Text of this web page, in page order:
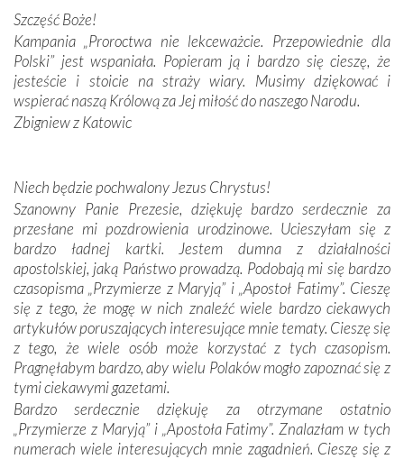
Podczas tej kilkudniowej wyprawy na każdym kroku
spotykaliśmy się z serdeczną otwartością
Portugalczyków. Podziwialiśmy ich ludową sztukę i
zwyczaje. Mimo że nasze kraje są od siebie bardzo
oddalone, w żaden sposób nie czuliśmy się obco.
Sprawiła to oczywiście sama Matka Boża, ale też
kulturowa bliskość biorąca swój początek w naszej
mieliśmy okazję przekonać się, że Maryja swoją opieką
otacza nie tylko nasz naród, lecz wszystkie nacje, które
się Jej ufnie oddają, a także każdą osobę, która zawierza
Jej siebie oraz swych bliskich.
Dzieje Portugalii to również historia wierności Bogu i
odstępstw, także w życiu władców. Trudne momenty w
wymiarze tak osobistym, jak i zbiorowym, przypominają o
konieczności ciągłego zabiegania o własną duszę i o łaskę
Opatrzności. Wierność przynosi pomyślność –
przynajmniej w życiu duchowym. Odstępstwo owocuje
nieszczęściem i śmiercią. Te uniwersalne prawdy
przychodziły na myśl, gdy słuchaliśmy opowieści
przewodników o portugalskich monarchach i wodzach,
Szczęść Boże!
Kampania „Proroctwa nie lekceważcie. Przepowiednie dla
Polski” jest wspaniała. Popieram ją i bardzo się cieszę, że
jesteście i stoicie na straży wiary. Musimy dziękować i
wspierać naszą Królową za Jej miłość do naszego Narodu.
Zbigniew z Katowic
Niech będzie pochwalony Jezus Chrystus!
Szanowny Panie Prezesie, dziękuję bardzo serdecznie za
przesłane mi pozdrowienia urodzinowe. Ucieszyłam się z
bardzo ładnej kartki. Jestem dumna z działalności
apostolskiej, jaką Państwo prowadzą. Podobają mi się bardzo
czasopisma „Przymierze z Maryją” i „Apostoł Fatimy”. Cieszę
się z tego, że mogę w nich znaleźć wiele bardzo ciekawych
artykułów poruszających interesujące mnie tematy. Cieszę się
z tego, że wiele osób może korzystać z tych czasopism.
Pragnęłabym bardzo, aby wielu Polaków mogło zapoznać się z
tymi ciekawymi gazetami.
Bardzo serdecznie dziękuję za otrzymane ostatnio
„Przymierze z Maryją” i „Apostoła Fatimy”. Znalazłam w tych
numerach wiele interesujących mnie zagadnień. Cieszę się z